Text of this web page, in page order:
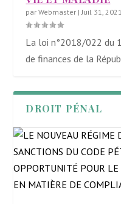
parWebmaster |Juil 31, 2021
La loi n°2018/022 du
de finances de la
DROIT PÉNAL